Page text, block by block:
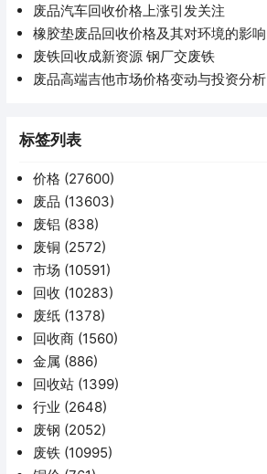
废品汽车回收价格上涨引发关注
橡胶垫废品回收价格及其对环境的影响
废铁回收成新资源 钢厂交废铁
废品高端吉他市场价格变动与投资分析
标签列表
价格 (27600)
废品 (13603)
废铝 (838)
废铜 (2572)
市场 (10591)
回收 (10283)
废纸 (1378)
回收商 (1560)
金属 (886)
回收站 (1399)
行业 (2648)
废钢 (2052)
废铁 (10995)